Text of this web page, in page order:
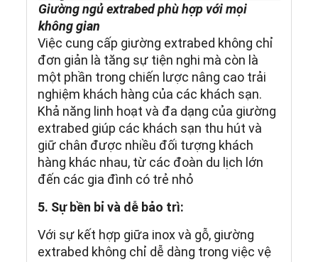
Giường ngủ extrabed phù hợp với mọi
không gian
Việc cung cấp giường extrabed không chỉ
đơn giản là tăng sự tiện nghi mà còn là
một phần trong chiến lược nâng cao trải
nghiệm khách hàng của các khách sạn.
Khả năng linh hoạt và đa dạng của giường
extrabed giúp các khách sạn thu hút và
giữ chân được nhiều đối tượng khách
hàng khác nhau, từ các đoàn du lịch lớn
đến các gia đình có trẻ nhỏ
5. Sự bền bỉ và dễ bảo trì:
Với sự kết hợp giữa inox và gỗ, giường
extrabed không chỉ dễ dàng trong việc vệ